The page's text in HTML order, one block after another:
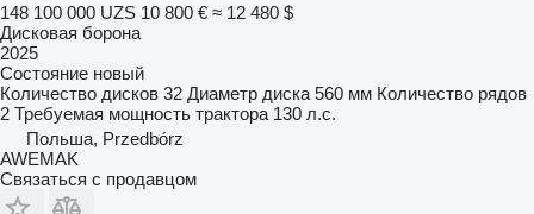
148 100 000 UZS 10 800 € ≈ 12 480 $
Дисковая борона
2025
Состояние новый
Количество дисков 32 Диаметр диска 560 мм Количество рядов
2 Требуемая мощность трактора 130 л.с.
Польша, Przedbórz
AWEMAK
Связаться с продавцом